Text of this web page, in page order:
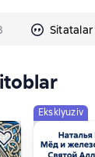
Sitatalar
Eksklyuziv